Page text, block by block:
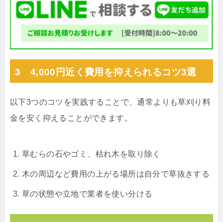
3 4,000円近く費用を抑えられるコツ3選
以下3つのコツを実践することで、通常よりも草刈り料
金を安く抑えることができます。
草むらの石やゴミ、枯れ木を取り除く
木の周辺など費用の上がる場所は自分で草抜きする
草の状態や立地で業者を使い分ける